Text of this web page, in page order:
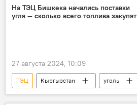
отопительный сезон
На ТЭЦ Бишкека начались поставки
угля — сколько всего топлива закупят
27 августа 2024, 10:09
ТЭЦ Кыргызстан
уголь
поставки